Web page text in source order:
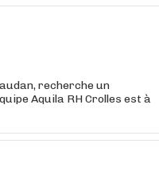
recherche un
Aquila RH Crolles est à